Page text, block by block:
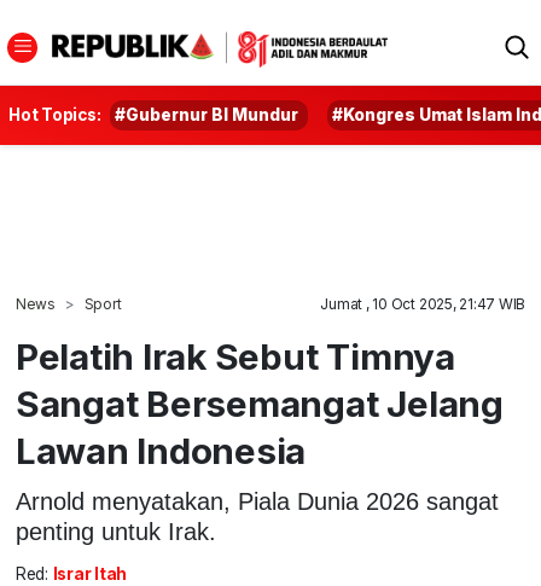
Hot Topics: #Gubernur BI Mundur #Kongres Umat Islam
News Sport Jumat , 10 Oct 2025, 21:47 WIB
Pelatih Irak Sebut Timnya
Sangat Bersemangat Jelang
Lawan Indonesia
Arnold menyatakan, Piala Dunia 2026 sangat
penting untuk Irak.
Red: Israr Itah